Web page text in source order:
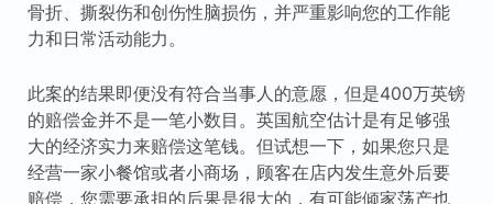
骨折、撕裂伤和创伤性脑损伤，并严重影响您的工作能
力和日常活动能力。
此案的结果即便没有符合当事人的意愿，但是400万英镑
的赔偿金并不是一笔小数目。英国航空估计是有足够强
大的经济实力来赔偿这笔钱。但试想一下，如果您只是
经营一家小餐馆或者小商场，顾客在店内发生意外后要
赔偿，您需要承担的后果是很大的，有可能倾家荡产也